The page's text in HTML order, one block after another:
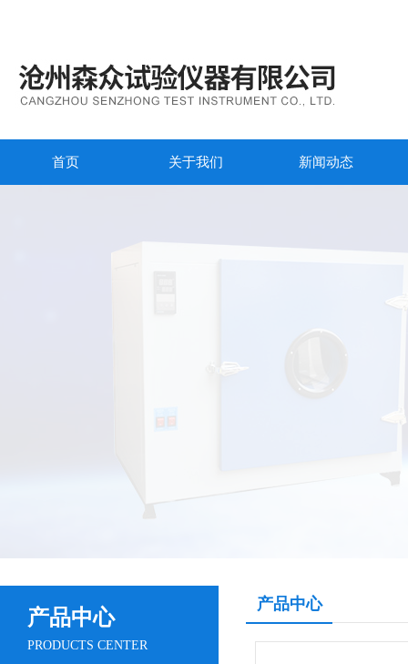
首页 关于我们 新闻动态
产品中心
PRODUCTS CENTER
产品中心